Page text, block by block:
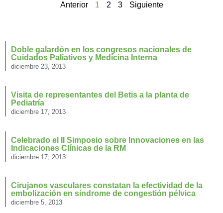
Anterior 1 2 3 Siguiente
Doble galardón en los congresos nacionales de
Cuidados Paliativos y Medicina Interna
diciembre 23, 2013
Visita de representantes del Betis a la planta de
Pediatría
diciembre 17, 2013
Celebrado el II Simposio sobre Innovaciones en las
Indicaciones Clínicas de la RM
diciembre 17, 2013
Cirujanos vasculares constatan la efectividad de la
embolización en síndrome de congestión pélvica
diciembre 5, 2013